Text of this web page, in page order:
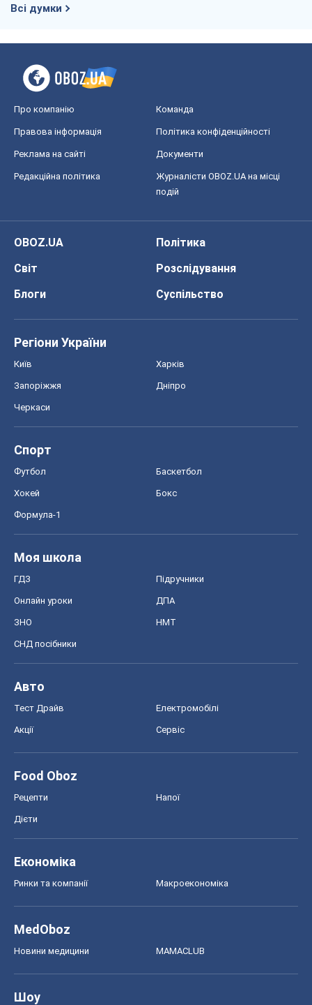
Всі думки
Про компанію Команда
Правова інформація Політика конфіденційності
Реклама на сайті Документи
Редакційна політика
Журналісти OBOZ.UA на місці
подій
OBOZ.UA
Політика
Світ
Розслідування
Блоги
Суспільство
Регіони України
Київ Харків
Запоріжжя Дніпро
Черкаси
Спорт
Футбол Баскетбол
Хокей Бокс
Формула-1
Моя школа
ГДЗ Підручники
Онлайн уроки ДПА
ЗНО НМТ
СНД посібники
Авто
Тест Драйв Електромобілі
Акції Сервіс
Food Oboz
Рецепти Напої
Дієти
Економіка
Ринки та компанії Макроекономіка
MedOboz
Новини медицини MAMACLUB
Шоу